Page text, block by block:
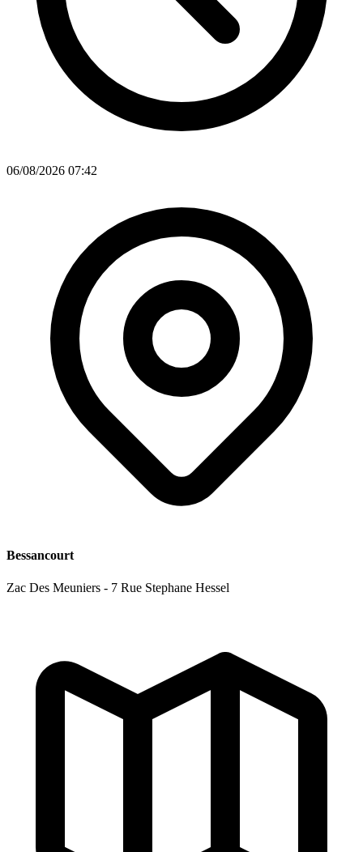
06/08/2026 07:42
Bessancourt
Zac Des Meuniers - 7 Rue Stephane Hessel